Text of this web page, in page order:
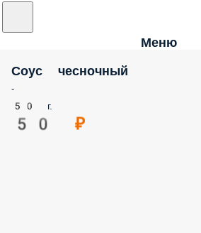
Меню
Соус чесночный
-
50 г.
50 ₽